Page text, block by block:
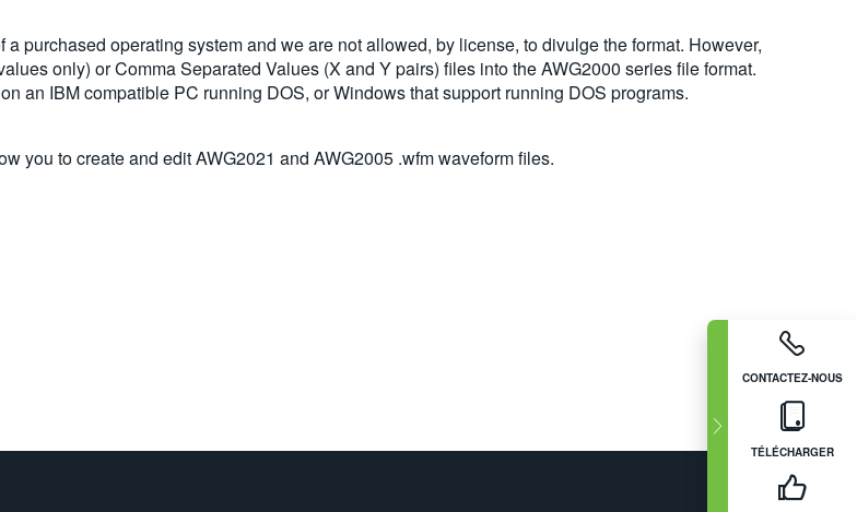
CONTACTEZ-NOUS
TÉLÉCHARGER
purchased operating system and we are not allowed, by license, to divulge the format. However,
only) or Comma Separated Values (X and Y pairs) files into the AWG2000 series file format.
an IBM compatible PC running DOS, or Windows that support running DOS programs.
you to create and edit AWG2021 and AWG2005 .wfm waveform files.